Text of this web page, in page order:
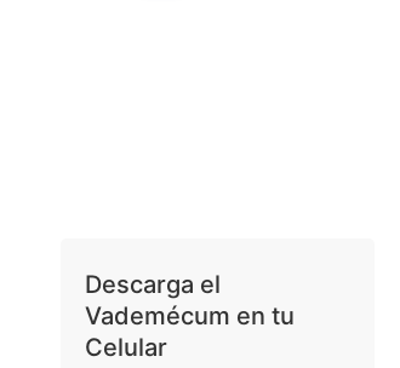
Descarga el
Vademécum en tu
Celular